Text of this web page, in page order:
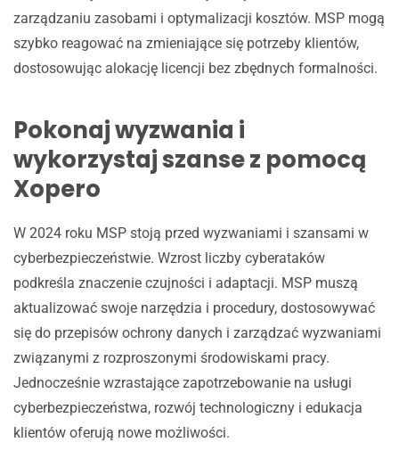
zarządzaniu zasobami i optymalizacji kosztów. MSP mogą
szybko reagować na zmieniające się potrzeby klientów,
dostosowując alokację licencji bez zbędnych formalności.
Pokonaj wyzwania i
wykorzystaj szanse z pomocą
Xopero
W 2024 roku MSP stoją przed wyzwaniami i szansami w
cyberbezpieczeństwie. Wzrost liczby cyberataków
podkreśla znaczenie czujności i adaptacji. MSP muszą
aktualizować swoje narzędzia i procedury, dostosowywać
się do przepisów ochrony danych i zarządzać wyzwaniami
związanymi z rozproszonymi środowiskami pracy.
Jednocześnie wzrastające zapotrzebowanie na usługi
cyberbezpieczeństwa, rozwój technologiczny i edukacja
klientów oferują nowe możliwości.